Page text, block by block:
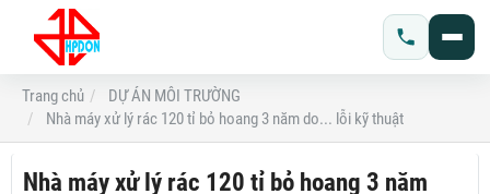
Trang chủ
DỰ ÁN MÔI TRƯỜNG
Nhà máy xử lý rác 120 tỉ bỏ hoang 3 năm do... lỗi kỹ thuật
Nhà máy xử lý rác 120 tỉ bỏ hoang 3 năm